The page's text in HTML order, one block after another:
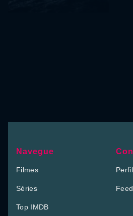
Navegue
Filmes
Séries
Top IMDB
Perfil